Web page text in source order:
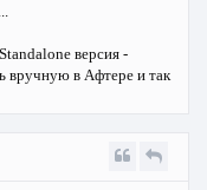
версия -
вручную в Афтере и так